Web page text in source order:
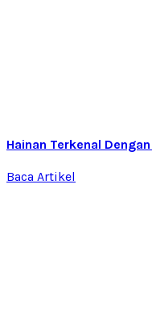
Hainan Terkenal
Baca Artikel